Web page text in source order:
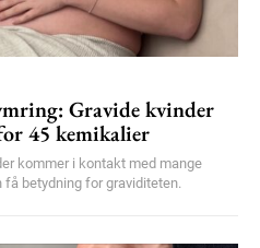
Gravide kvinder
45 kemikalier
kommer i kontakt med mange
få betydning for graviditeten.